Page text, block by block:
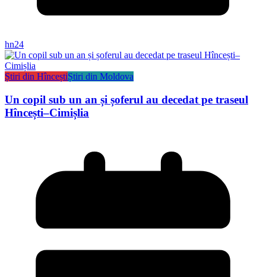
hn24
Știri din HînceștiȘtiri din Moldova
Un copil sub un an și șoferul au decedat pe traseul
Hîncești–Cimișlia